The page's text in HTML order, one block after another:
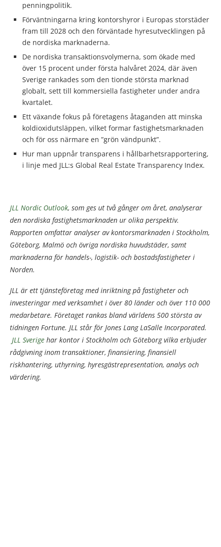
penningpolitik.
Förväntningarna kring kontorshyror i Europas storstäder
fram till 2028 och den förväntade hyresutvecklingen på
de nordiska marknaderna.
De nordiska transaktionsvolymerna, som ökade med
över 15 procent under första halvåret 2024, där även
Sverige rankades som den tionde största marknad
globalt, sett till kommersiella fastigheter under andra
kvartalet.
Ett växande fokus på företagens åtaganden att minska
koldioxidutsläppen, vilket formar fastighetsmarknaden
och för oss närmare en ”grön vändpunkt”.
Hur man uppnår transparens i hållbarhetsrapportering,
i linje med JLL:s Global Real Estate Transparency Index.
JLL Nordic Outlook, som ges ut två gånger om året, analyserar
den nordiska fastighetsmarknaden ur olika perspektiv.
Rapporten omfattar analyser av kontorsmarknaden i Stockholm,
Göteborg, Malmö och övriga nordiska huvudstäder, samt
marknaderna för handels-, logistik- och bostadsfastigheter i
Norden.
JLL är ett tjänsteföretag med inriktning på fastigheter och
investeringar med verksamhet i över 80 länder och över 110 000
medarbetare. Företaget rankas bland världens 500 största av
tidningen Fortune. JLL står för Jones Lang LaSalle Incorporated.
JLL Sverige har kontor i Stockholm och Göteborg vilka erbjuder
rådgivning inom transaktioner, finansiering, finansiell
riskhantering, uthyrning, hyresgästrepresentation, analys och
värdering.